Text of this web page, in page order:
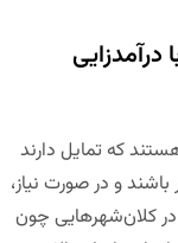
که تمایل دارند
باشند و در صورت نیاز،
کلان‌شهرهایی چون